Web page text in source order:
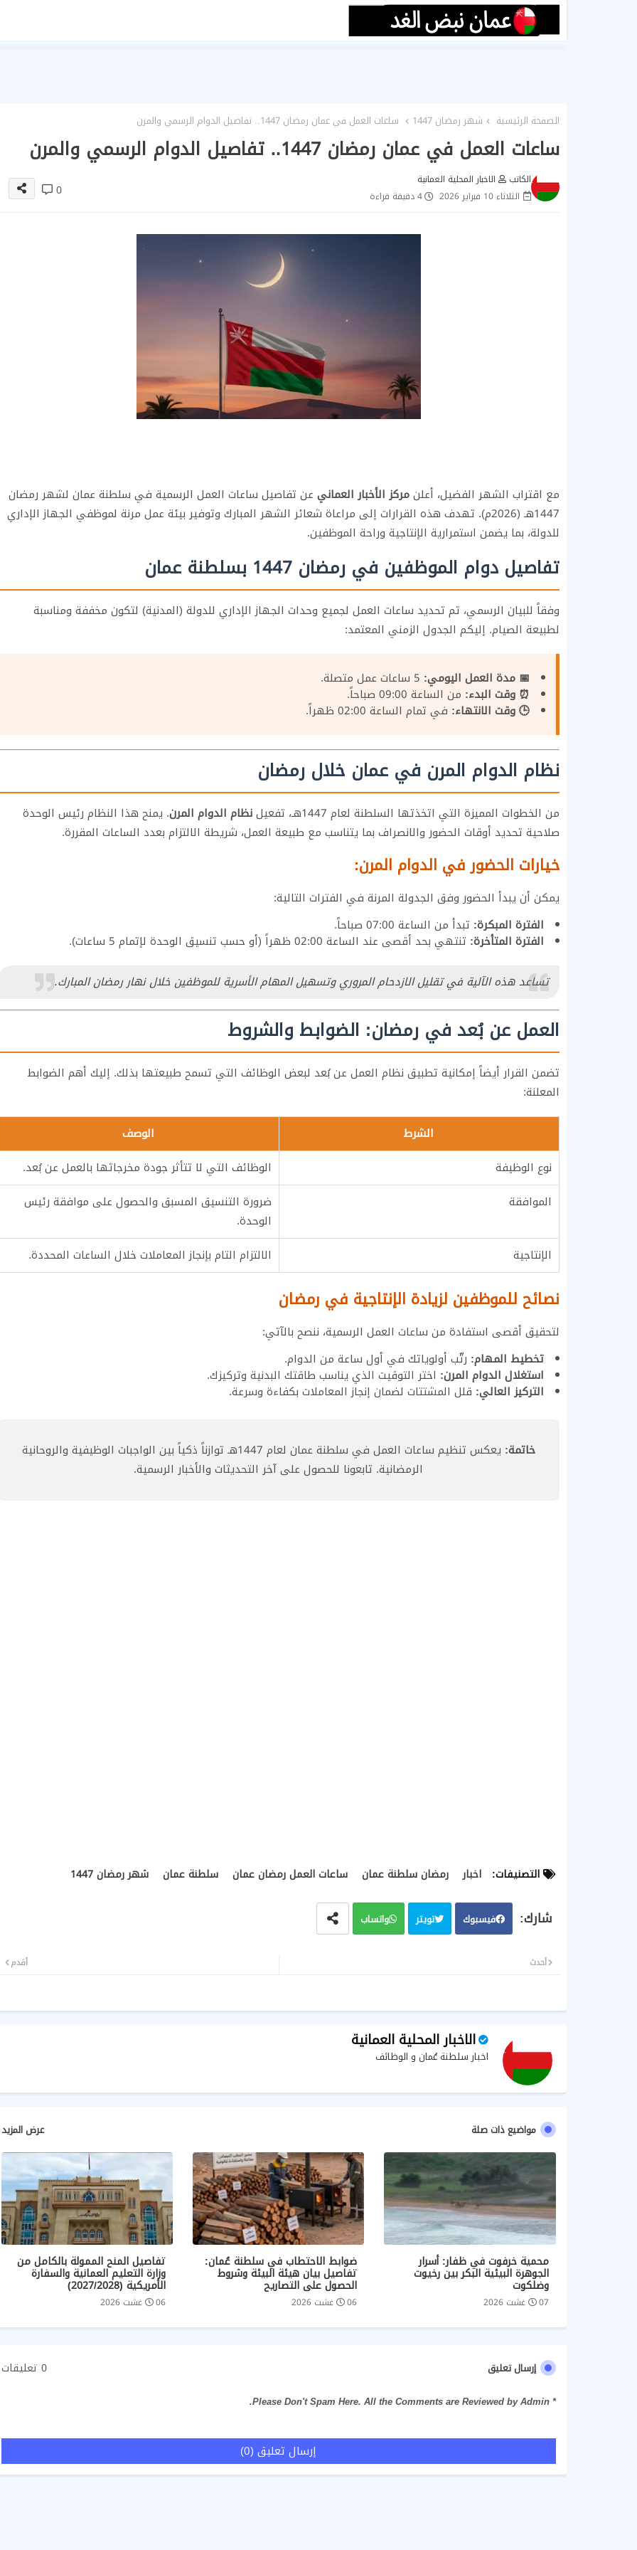
الصفحة الرئيسية شهر رمضان 1447 ساعات العمل في عمان رمضان 1447.. تفاصيل الدوام الرسمي والمرن
ساعات العمل في عمان رمضان 1447.. تفاصيل الدوام الرسمي والمرن
الكاتب
الاخبار المحلية العمانية
الثلاثاء 10 فبراير 2026
4 دقيقة قراءة 0
مع اقتراب الشهر الفضيل، أعلنمركز الأخبار العماني عن تفاصيل ساعات العمل الرسمية في سلطنة عمان لشهر رمضان
1447هـ (2026م). تهدف هذه القرارات إلى مراعاة شعائر الشهر المبارك وتوفير بيئة عمل مرنة لموظفي الجهاز الإداري
للدولة، بما يضمن استمرارية الإنتاجية وراحة الموظفين.
تفاصيل دوام الموظفين في رمضان 1447 بسلطنة عمان
وفقاً للبيان الرسمي، تم تحديد ساعات العمل لجميع وحدات الجهاز الإداري للدولة (المدنية) لتكون مخففة ومناسبة
لطبيعة الصيام. إليكم الجدول الزمني المعتمد:
📅 مدة العمل اليومي:
⏰ وقت البدء: من الساعة 09:00 صباحاً.
🕒 وقت الانتهاء: في تمام الساعة 02:00 ظهراً.
نظام الدوام المرن في عمان خلال رمضان
من الخطوات المميزة التي اتخذتها السلطنة لعام 1447هـ، تفعيل نظام الدوام المرن. يمنح هذا النظام رئيس الوحدة
صلاحية تحديد أوقات الحضور والانصراف بما يتناسب مع طبيعة العمل، شريطة الالتزام بعدد الساعات المقررة.
خيارات الحضور في الدوام المرن:
يمكن أن يبدأ الحضور وفق الجدولة المرنة في الفترات التالية:
الفترة المبكرة: تبدأ من الساعة 07:00 صباحاً.
الفترة المتأخرة: تنتهي بحد أقصى عند الساعة 02:00 ظهراً (أو حسب تنسيق الوحدة لإتمام 5 ساعات).
تساعد هذه الآلية في تقليل الازدحام المروري وتسهيل المهام الأسرية للموظفين خلال نهار رمضان المبارك.
العمل عن بُعد في رمضان: الضوابط والشروط
تضمن القرار أيضاً إمكانية تطبيق نظام العمل عن بُعد لبعض الوظائف التي تسمح طبيعتها بذلك. إليك أهم الضوابط
المعلنة:
الشرط
الوصف
نوع الوظيفة
الوظائف التي لا تتأثر جودة مخرجاتها بالعمل عن بُعد.
الموافقة
ضرورة التنسيق المسبق والحصول على موافقة رئيس
الوحدة.
الإنتاجية
الالتزام التام بإنجاز المعاملات خلال الساعات المحددة.
نصائح للموظفين لزيادة الإنتاجية في رمضان
لتحقيق أقصى استفادة من ساعات العمل الرسمية، ننصح بالآتي:
تخطيط المهام: رتّب أولوياتك في أول ساعة من الدوام.
استغلال الدوام المرن: اختر التوقيت الذي يناسب طاقتك البدنية وتركيزك.
التركيز العالي: قلل المشتتات لضمان إنجاز المعاملات بكفاءة وسرعة.
خاتمة:
يعكس تنظيم ساعات العمل في سلطنة عمان لعام 1447هـ توازناً ذكياً بين الواجبات الوظيفية والروحانية
الرمضانية. تابعونا للحصول على آخر التحديثات والأخبار الرسمية.
التصنيفات: اخبار رمضان سلطنة عمان ساعات العمل رمضان عمان سلطنة عمان شهر رمضان 1447
فيسبوك تويتر واتساب
أحدث أقدم
الاخبار المحلية العمانية
اخبار سلطنة عُمان و الوظائف
مواضيع ذات صلة عرض المزيد
محمية خرفوت في ظفار: أسرار
الجوهرة البيئية البكر بين رخيوت
وضلكوت
07 غشت 2026
ضوابط الاحتطاب في سلطنة عُمان:
تفاصيل بيان هيئة البيئة وشروط
الحصول على التصاريح
06 غشت 2026
تفاصيل المنح الممولة بالكامل من
وزارة التعليم العمانية والسفارة
الأمريكية (2027/2028)
06 غشت 2026
إرسال تعليق 0 تعليقات
* Please Don't Spam Here. All the Comments are Reviewed by Admin.
إرسال تعليق (0)